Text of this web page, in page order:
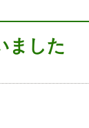
ました